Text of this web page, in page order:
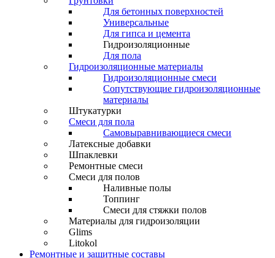
Для бетонных поверхностей
Универсальные
Для гипса и цемента
Гидроизоляционные
Для пола
Гидроизоляционные материалы
Гидроизоляционные смеси
Сопутствующие гидроизоляционные
материалы
Штукатурки
Смеси для пола
Самовыравнивающиеся смеси
Латексные добавки
Шпаклевки
Ремонтные смеси
Смеси для полов
Наливные полы
Топпинг
Смеси для стяжки полов
Материалы для гидроизоляции
Glims
Litokol
Ремонтные и защитные составы